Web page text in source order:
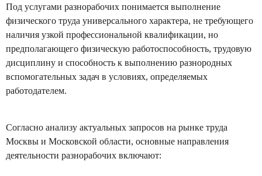
Под услугами разнорабочих понимается выполнение
физического труда универсального характера, не требующего
наличия узкой профессиональной квалификации, но
предполагающего физическую работоспособность, трудовую
дисциплину и способность к выполнению разнородных
вспомогательных задач в условиях, определяемых
работодателем.
Согласно анализу актуальных запросов на рынке труда
Москвы и Московской области, основные направления
деятельности разнорабочих включают: